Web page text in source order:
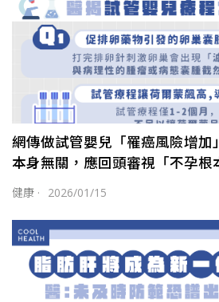
網傳做試管嬰兒「罹癌風險增加
本身無關，應回頭審視「不孕根
健康 · 2026/01/15